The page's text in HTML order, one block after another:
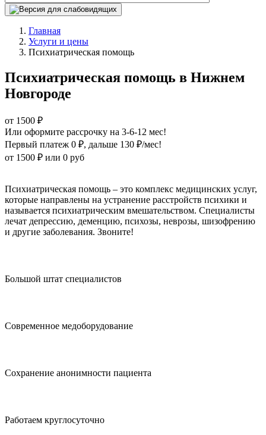
Главная
Услуги и цены
Психиатрическая помощь
Психиатрическая помощь в Нижнем
Новгороде
от 1500 ₽
Или оформите рассрочку на 3-6-12 мес!
Первый платеж 0 ₽, дальше 130 ₽/мес!
от 1500 ₽ или 0 руб
Психиатрическая помощь – это комплекс медицинских услуг,
которые направлены на устранение расстройств психики и
называется психиатрическим вмешательством. Специалисты
лечат депрессию, деменцию, психозы, неврозы, шизофрению
и другие заболевания. Звоните!
Большой штат специалистов
Современное медоборудование
Сохранение анонимности пациента
Работаем круглосуточно